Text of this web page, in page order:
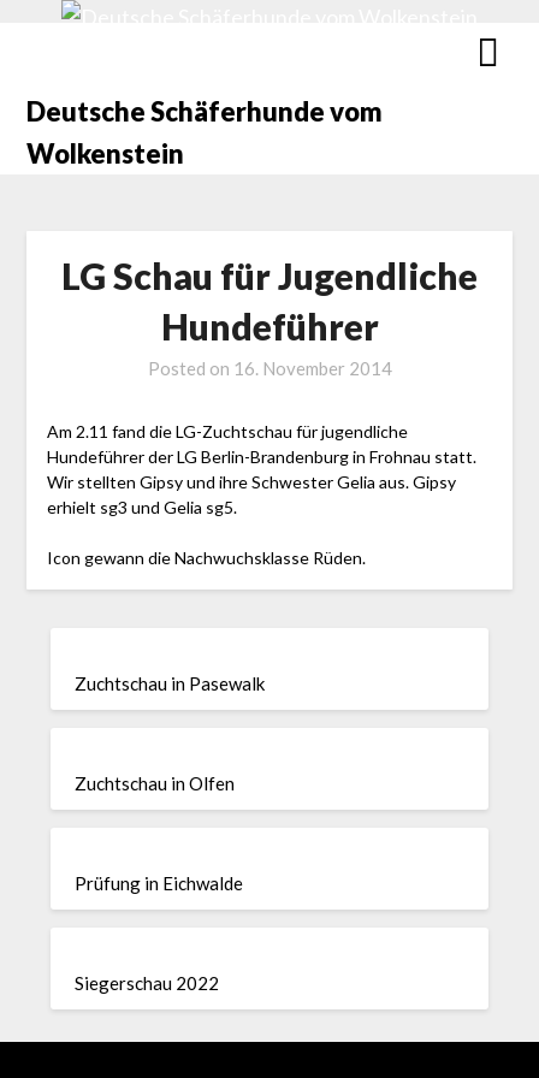
Deutsche Schäferhunde vom
Wolkenstein
LG Schau für Jugendliche
Hundeführer
Posted on 16. November 2014
Am 2.11 fand die LG-Zuchtschau für jugendliche
Hundeführer der LG Berlin-Brandenburg in Frohnau statt.
Wir stellten Gipsy und ihre Schwester Gelia aus. Gipsy
erhielt sg3 und Gelia sg5.
Icon gewann die Nachwuchsklasse Rüden.
Zuchtschau in Pasewalk
Zuchtschau in Olfen
Prüfung in Eichwalde
Siegerschau 2022